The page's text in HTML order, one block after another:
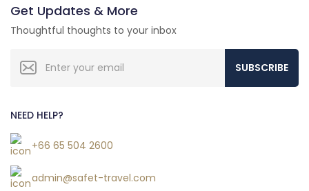
Get Updates & More
Thoughtful thoughts to your inbox
SUBSCRIBE
NEED HELP?
+66 65 504 2600
admin@safet-travel.com